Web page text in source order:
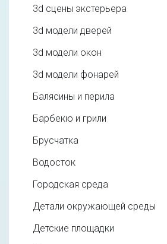
3d cцены экстерьера
3d модели дверей
3d модели окон
3d модели фонарей
Балясины и перила
Барбекю и грили
Брусчатка
Водосток
Городская среда
Детали окружающей среды
Детские площадки